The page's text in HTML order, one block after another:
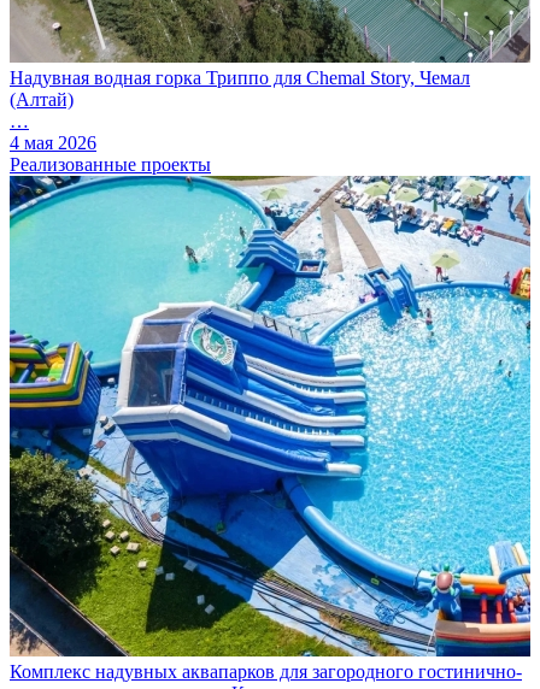
Надувная водная горка Триппо для Chemal Story, Чемал
(Алтай)
…
4 мая 2026
Реализованные проекты
Комплекс надувных аквапарков для загородного гостинично-